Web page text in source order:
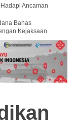
Ancaman
Bahas
Kejaksaan